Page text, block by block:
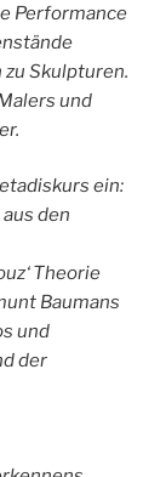
Performance
Skulpturen.
und
ein:
den
Theorie
Baumans
und
der